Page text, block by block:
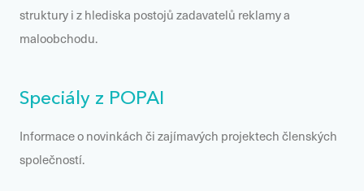
struktury i z hlediska postojů zadavatelů reklamy a
maloobchodu.
Speciály z POPAI
Informace o novinkách či zajímavých projektech členských
společností.